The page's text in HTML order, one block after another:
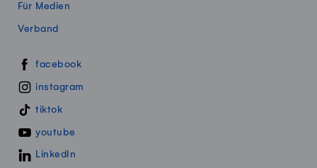
Für Medien
Verband
Swissmillk auf Social Media
facebook
instagram
tiktok
youtube
LinkedIn